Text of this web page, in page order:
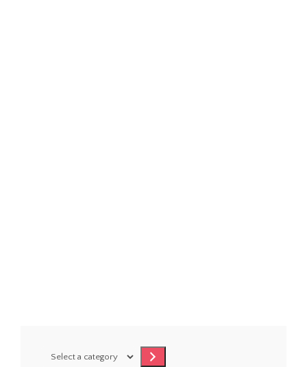
Select